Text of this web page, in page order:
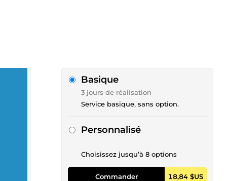
Basique
3 jours de réalisation
Service basique, sans option.
Personnalisé
Choisissez jusqu’à 8 options
Commander 18,84 $US